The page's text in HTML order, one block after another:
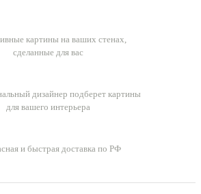
20000 ₽
картины на ваших стенах,
сделанные для вас
дизайнер подберет картины
для вашего интерьера
и быстрая доставка по РФ